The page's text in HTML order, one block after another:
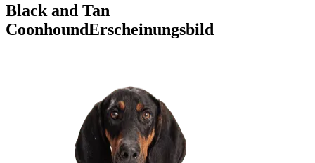
Black and Tan
CoonhoundErscheinungsbild